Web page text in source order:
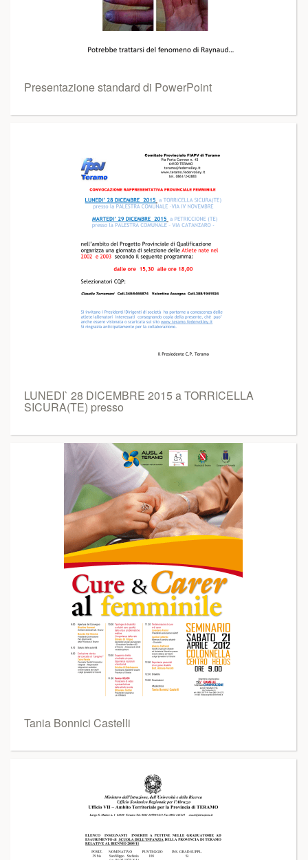
Presentazione standard di PowerPoint
LUNEDI` 28 DICEMBRE 2015 a TORRICELLA
SICURA(TE) presso
Tania Bonnici Castelli